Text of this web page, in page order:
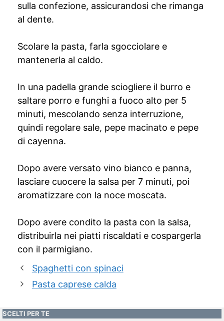
sulla confezione, assicurandosi che rimanga
al dente.
Scolare la pasta, farla sgocciolare e
mantenerla al caldo.
In una padella grande sciogliere il burro e
saltare porro e funghi a fuoco alto per 5
minuti, mescolando senza interruzione,
quindi regolare sale, pepe macinato e pepe
di cayenna.
Dopo avere versato vino bianco e panna,
lasciare cuocere la salsa per 7 minuti, poi
aromatizzare con la noce moscata.
Dopo avere condito la pasta con la salsa,
distribuirla nei piatti riscaldati e cospargerla
con il parmigiano.
Spaghetti con spinaci
Pasta caprese calda
SCELTI PER TE